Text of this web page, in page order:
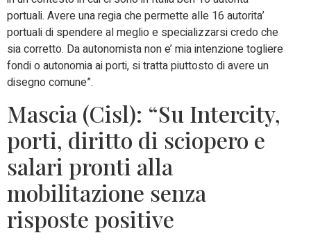
portuali. Avere una regia che permette alle 16 autorita’
portuali di spendere al meglio e specializzarsi credo che
sia corretto. Da autonomista non e’ mia intenzione togliere
fondi o autonomia ai porti, si tratta piuttosto di avere un
disegno comune”.
Mascia (Cisl): “Su Intercity,
porti, diritto di sciopero e
salari pronti alla
mobilitazione senza
risposte positive